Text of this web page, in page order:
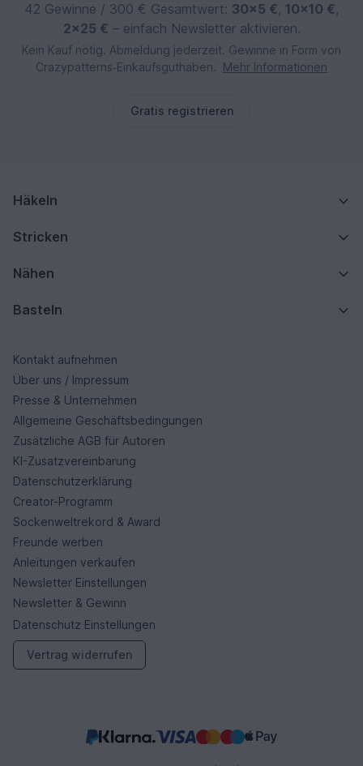
42 Gewinne / 300 € Gesamtwert: 30×5 €, 10×10 €,
2×25 € – einfach Newsletter aktivieren.
Kein Kauf nötig. Abmeldung jederzeit. Gewinne in Form von
Crazypatterns‑Einkaufsguthaben.
Mehr Informationen
Gratis registrieren
Häkeln
Stricken
Nähen
Basteln
Kontakt aufnehmen
Über uns / Impressum
Presse & Unternehmen
Allgemeine Geschäftsbedingungen
Zusätzliche AGB für Autoren
KI-Zusatzvereinbarung
Datenschutzerklärung
Creator-Programm
Sockenweltrekord & Award
Freunde werben
Anleitungen verkaufen
Newsletter Einstellungen
Newsletter & Gewinn
Datenschutz Einstellungen
Vertrag widerrufen